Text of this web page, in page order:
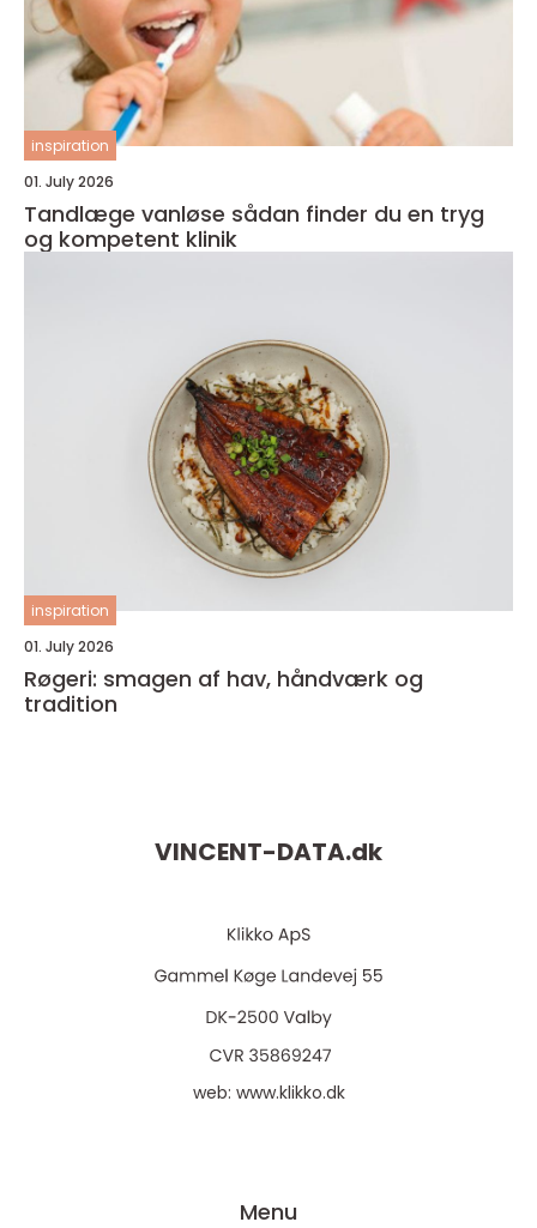
inspiration
01. July 2026
Tandlæge vanløse sådan finder du en tryg
og kompetent klinik
inspiration
01. July 2026
Røgeri: smagen af hav, håndværk og
tradition
VINCENT-DATA.dk
web: www.klikko.dk
Menu